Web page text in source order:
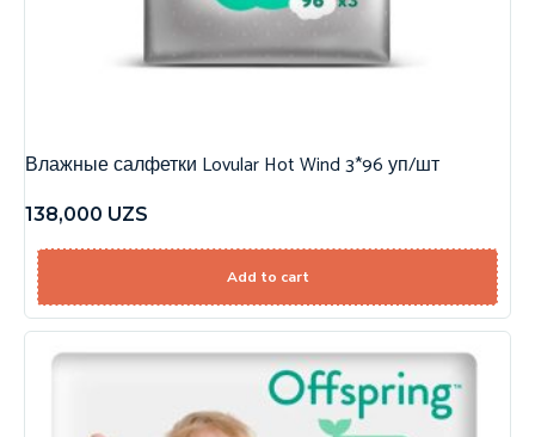
Влажные салфетки Lovular Hot Wind 3*96 уп/шт
138,000 UZS
Add to cart